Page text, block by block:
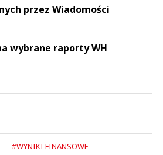
przez Wiadomości
wybrane raporty WH
#WYNIKI FINANSOWE